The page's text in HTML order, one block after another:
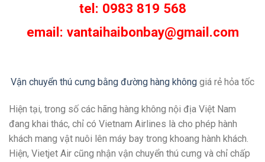
tel: 0983 819 568
email: vantaihaibonbay@gmail.com
Vận chuyển thú cưng bằng đường hàng không giá rẻ hỏa tốc
Hiện tại, trong số các hãng hàng không nội địa Việt Nam
đang khai thác, chỉ có Vietnam Airlines là cho phép hành
khách mang vật nuôi lên máy bay trong khoang hành khách.
Hiện, Vietjet Air cũng nhận vận chuyển thú cưng và chỉ chấp